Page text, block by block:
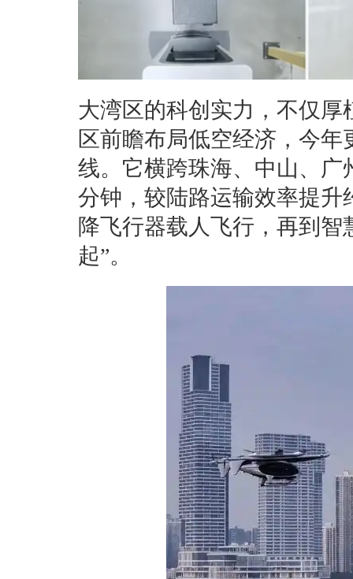
大湾区的科创实力，不仅厚
区前瞻布局低空经济，今
线。它横跨珠海、中山、广
分钟，较陆路运输效率提升
降飞行器载人飞行，再到
起”。